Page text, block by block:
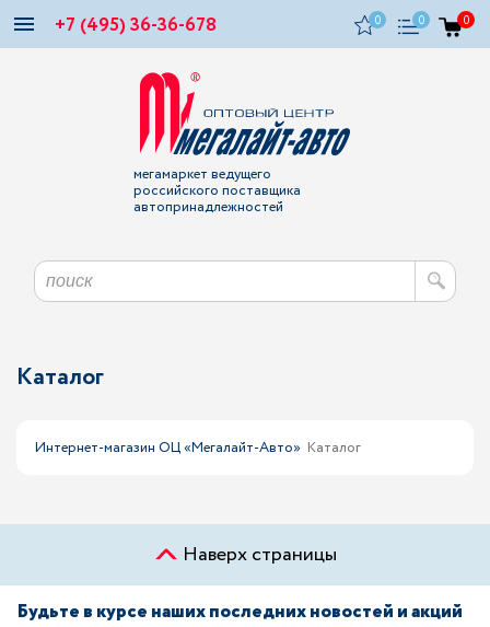
+7 (495) 36-36-678 0 0 0
мегамаркет ведущего
российского поставщика
автопринадлежностей
Каталог
Интернет-магазин ОЦ «Мегалайт-Авто» Каталог
Наверх страницы
Будьте в курсе наших последних новостей и акций